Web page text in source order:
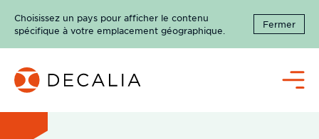
Choisissez un pays pour afficher le contenu
spécifique à votre emplacement géographique.
Fermer
Menu